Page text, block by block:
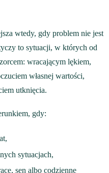
wtedy, gdy problem nie jest
to sytuacji, w których od
wracającym lękiem,
własnej wartości,
utknięcia.
gdy:
sytuacjach,
sen albo codzienne